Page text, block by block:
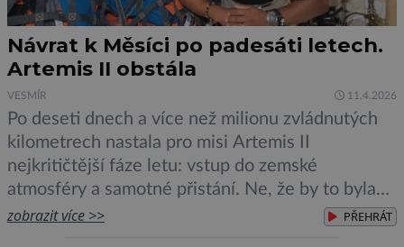
Návrat k Měsíci po padesáti letech.
Artemis II obstála
VESMÍR 11.4.2026
Po deseti dnech a více než milionu zvládnutých
kilometrech nastala pro misi Artemis II
nejkritičtější fáze letu: vstup do zemské
atmosféry a samotné přistání. Ne, že by to byla
procházka pověstným růžovým sadem, ale vše
zobrazit více >> PŘEHRÁT